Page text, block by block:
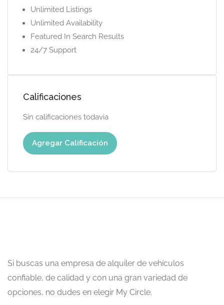
Unlimited Listings
Unlimited Availability
Featured In Search Results
24/7 Support
Calificaciones
Sin calificaciones todavia
Agregar Calificación
Si buscas una empresa de alquiler de vehículos
confiable, de calidad y con una gran variedad de
opciones, no dudes en elegir My Circle.